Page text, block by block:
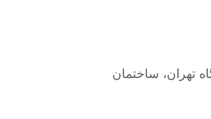
تهران، ساختمان